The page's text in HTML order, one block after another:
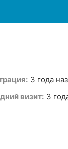
3 года
визит: 3